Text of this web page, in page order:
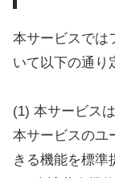
本サービスでは
いて以下の通り
(1) 本サービス
本サービスのユ
きる機能を標準